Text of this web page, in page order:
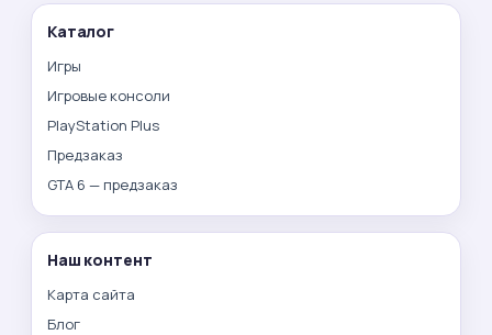
Каталог
Игры
Игровые консоли
PlayStation Plus
Предзаказ
GTA 6 — предзаказ
Наш контент
Карта сайта
Блог